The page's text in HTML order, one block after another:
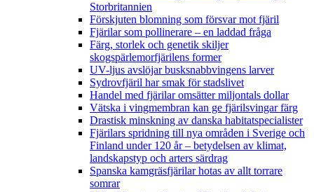
Storbritannien
Förskjuten blomning som försvar mot fjäril
Fjärilar som pollinerare – en laddad fråga
Färg, storlek och genetik skiljer
skogspärlemorfjärilens former
UV-ljus avslöjar busksnabbvingens larver
Sydrovfjäril har smak för stadslivet
Handel med fjärilar omsätter miljontals dollar
Vätska i vingmembran kan ge fjärilsvingar färg
Drastisk minskning av danska habitatspecialister
Fjärilars spridning till nya områden i Sverige och
Finland under 120 år– betydelsen av klimat,
landskapstyp och arters särdrag
Spanska kamgräsfjärilar hotas av allt torrare
somrar